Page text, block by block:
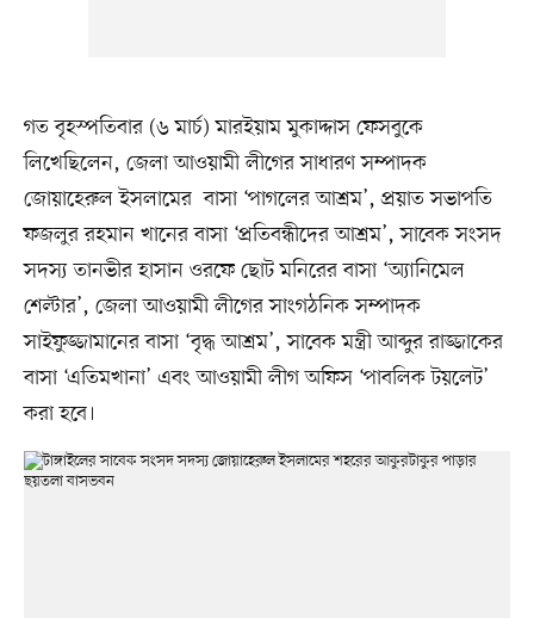
গত বৃহস্পতিবার (৬ মার্চ) মারইয়াম মুকাদ্দাস ফেসবুকে
লিখেছিলেন, জেলা আওয়ামী লীগের সাধারণ সম্পাদক
জোয়াহেরুল ইসলামের বাসা ‘পাগলের আশ্রম’, প্রয়াত সভাপতি
ফজলুর রহমান খানের বাসা ‘প্রতিবন্ধীদের আশ্রম’, সাবেক সংসদ
সদস্য তানভীর হাসান ওরফে ছোট মনিরের বাসা ‘অ্যানিমেল
শেল্টার’, জেলা আওয়ামী লীগের সাংগঠনিক সম্পাদক
সাইফুজ্জামানের বাসা ‘বৃদ্ধ আশ্রম’, সাবেক মন্ত্রী আব্দুর রাজ্জাকের
বাসা ‘এতিমখানা’ এবং আওয়ামী লীগ অফিস ‘পাবলিক টয়লেট’
করা হবে।